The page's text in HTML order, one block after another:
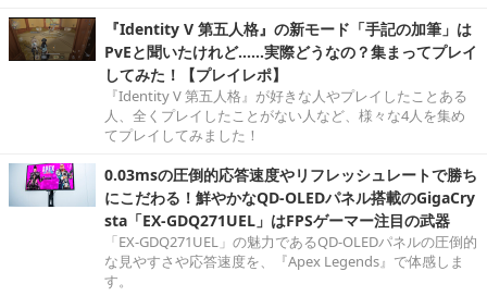
『Identity V 第五人格』の新モード「手記の加筆」は
PvEと聞いたけれど……実際どうなの？集まってプレイ
してみた！【プレイレポ】
『Identity V 第五人格』が好きな人やプレイしたことある
人、全くプレイしたことがない人など、様々な4人を集め
てプレイしてみました！
0.03msの圧倒的応答速度やリフレッシュレートで勝ち
にこだわる！鮮やかなQD-OLEDパネル搭載のGigaCry
sta「EX-GDQ271UEL」はFPSゲーマー注目の武器
「EX-GDQ271UEL」の魅力であるQD-OLEDパネルの圧倒的
な見やすさや応答速度を、『Apex Legends』で体感しま
す。